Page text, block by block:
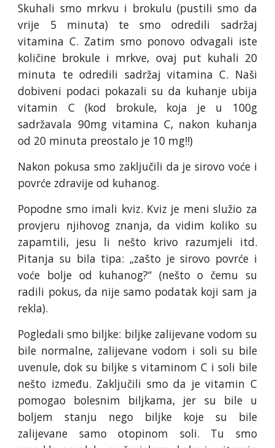
Skuhali smo mrkvu i brokulu (pustili smo da
vrije 5 minuta) te smo odredili sadržaj
vitamina C. Zatim smo ponovo odvagali iste
količine brokule i mrkve, ovaj put kuhali 20
minuta te odredili sadržaj vitamina C. Naši
dobiveni podaci pokazali su da kuhanje ubija
vitamin C (kod brokule, koja je u 100g
sadržavala 90mg vitamina C, nakon kuhanja
od 20 minuta preostalo je 10 mg!!)
Nakon pokusa smo zaključili da je sirovo voće i
povrće zdravije od kuhanog.
Popodne smo imali kviz. Kviz je meni služio za
provjeru njihovog znanja, da vidim koliko su
zapamtili, jesu li nešto krivo razumjeli itd.
Pitanja su bila tipa: „zašto je sirovo povrće i
voće bolje od kuhanog?“ (nešto o čemu su
radili pokus, da nije samo podatak koji sam ja
rekla).
Pogledali smo biljke: biljke zalijevane vodom su
bile normalne, zalijevane vodom i soli su bile
uvenule, dok su biljke s vitaminom C i soli bile
nešto između. Zaključili smo da je vitamin C
pomogao bolesnim biljkama, jer su bile u
boljem stanju nego biljke koje su bile
zalijevane samo otopinom soli. Tu smo